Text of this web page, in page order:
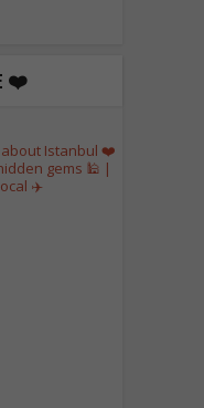
❤️
about Istanbul ❤️
gems 🕌 |
✈️